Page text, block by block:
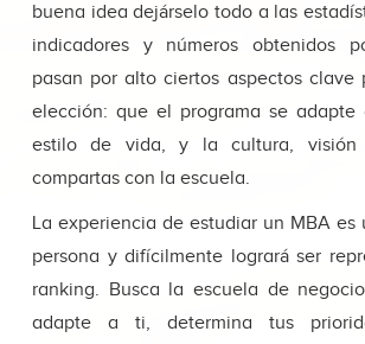
buena idea dejárselo todo a las
indicadores y números obtenidos
pasan por alto ciertos aspectos clave
elección: que el programa se
estilo de vida, y la cultura, visión
compartas con la escuela.
La experiencia de estudiar un MBA es
persona y difícilmente logrará ser
ranking. Busca la escuela de
adapte a ti, determina tus